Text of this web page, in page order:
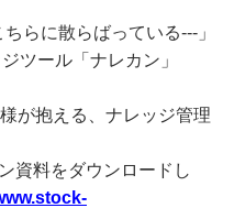
らに散らばっている---」
ツール「ナレカン」
が抱える、ナレッジ管理
資料をダウンロードし